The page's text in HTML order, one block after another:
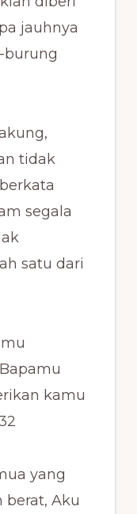
jauhnya
burung
tidak
segala
satu dari
kamu
yang
berat, Aku